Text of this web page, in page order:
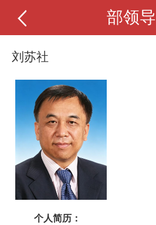
部领导
刘苏社
个人简历：